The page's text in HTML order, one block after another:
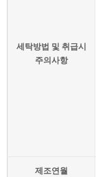
세탁방법 및 취급시
주의사항
제조연월